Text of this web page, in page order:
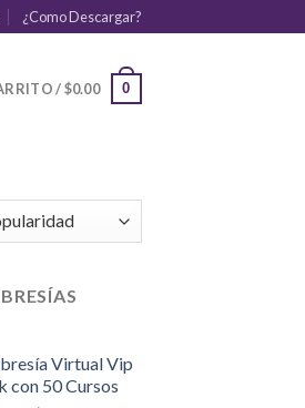
¿Como Descargar?
/$0.00 0
Virtual Vip
con 50 Cursos